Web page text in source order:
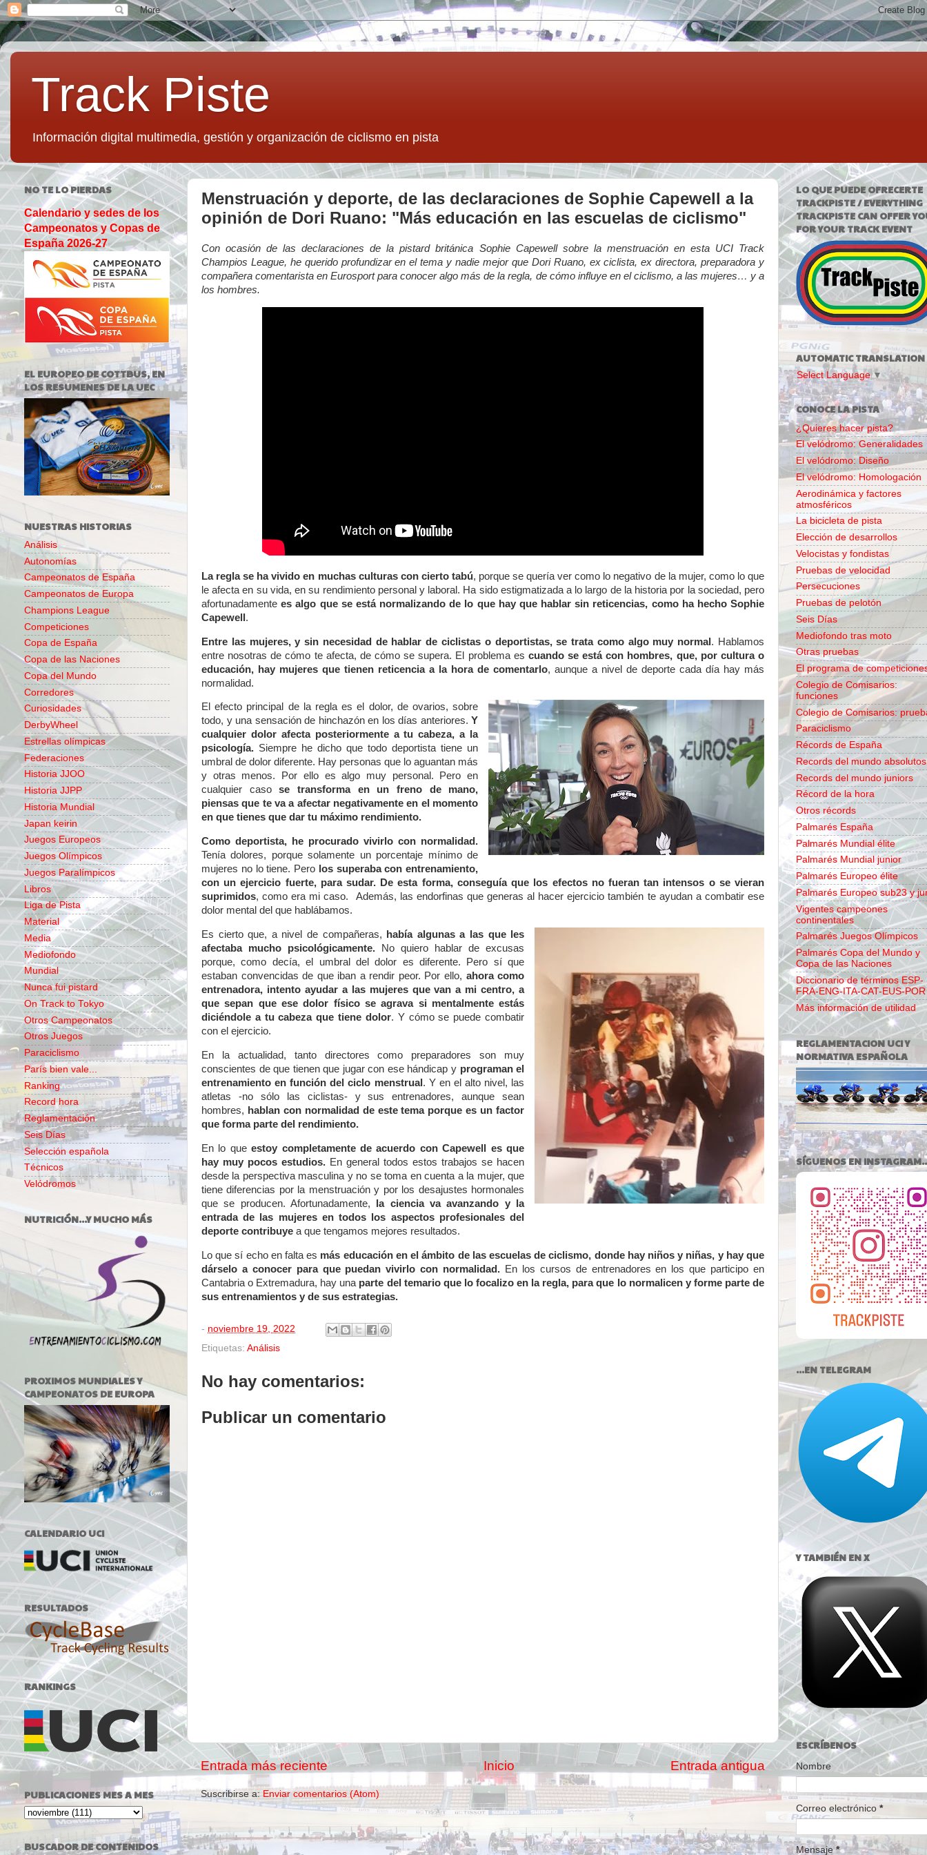
Track Piste
Información digital multimedia, gestión y organización de ciclismo en pista
Menstruación y deporte, de las declaraciones de Sophie Capewell a la
opinión de Dori Ruano: "Más educación en las escuelas de ciclismo"
Con ocasión de las declaraciones de la pistard británica Sophie Capewell sobre la menstruación en esta UCI Track
Champios League, he querido profundizar en el tema y nadie mejor que Dori Ruano, ex ciclista, ex directora, preparadora y
compañera comentarista en Eurosport para conocer algo más de la regla, de cómo influye en el ciclismo, a las mujeres… y a
los hombres.
La regla se ha vivido en muchas culturas con cierto tabú, porque se quería ver como lo negativo de la mujer, como lo que
le afecta en su vida, en su rendimiento personal y laboral. Ha sido estigmatizada a lo largo de la historia por la sociedad, pero
afortunadamentees algo que se está normalizando de lo que hay que hablar sin reticencias, como ha hecho Sophie
Capewell .
Entre las mujeres, y sin necesidad de hablar de ciclistas o deportistas, se trata como algo muy normal. Hablamos
entre nosotras de cómo te afecta, de cómo se supera. El problema es cuando se está con hombres, que, por cultura o
educación, hay mujeres que tienen reticencia a la hora de comentarlo, aunque a nivel de deporte cada día hay más
normalidad.
El efecto principal de la regla es el dolor, de ovarios, sobre
todo, y una sensación de hinchazón en los días anteriores.Y
cualquier dolor afecta posteriormente a tu cabeza, a la
psicología. Siempre he dicho que todo deportista tiene un
umbral de dolor diferente. Hay personas que lo aguantan más
y otras menos. Por ello es algo muy personal. Pero en
cualquier casose transforma en un freno de mano,
piensas que te va a afectar negativamente en el momento
en que tienes que dar tu máximo rendimiento.
Como deportista, he procurado vivirlo con normalidad.
Tenía dolores, porque solamente un porcentaje mínimo de
mujeres no lo tiene. Pero los superaba con entrenamiento,
con un ejercicio fuerte, para sudar. De esta forma, conseguía que los efectos no fueran tan intensos o se vieran
suprimidos, como era mi caso.
Además, las endorfinas que generas al hacer ejercicio también te ayudan a combatir ese
dolor mental del que hablábamos.
Es cierto que, a nivel de compañeras,
había algunas a las que les
afectaba mucho psicológicamente. No quiero hablar de excusas
porque, como decía, el umbral del dolor es diferente. Pero sí que
estaban convencidas de que iban a rendir peor. Por ello, ahora como
entrenadora, intento ayudar a las mujeres que van a mi centro, a
que sepan que ese dolor físico se agrava si mentalmente estás
diciéndole a tu cabeza que tiene dolor. Y cómo se puede combatir
con el ejercicio.
En la actualidad, tanto directores como preparadores son muy
conscientes de que tienen que jugar con ese hándicap y programan el
entrenamiento en función del ciclo menstrual . Y en el alto nivel, las
atletas -no sólo las ciclistas- y sus entrenadores, aunque sean
hombres, hablan con normalidad de este tema porque es un factor
que forma parte del rendimiento.
En lo queestoy completamente de acuerdo con Capewell es que
hay muy pocos estudios. En general todos estos trabajos se hacen
desde la perspectiva masculina y no se toma en cuenta a la mujer, que
tiene diferencias por la menstruación y por los desajustes hormonales
que se producen. Afortunadamente,
la ciencia va avanzando y la
entrada de las mujeres en todos los aspectos profesionales del
deporte contribuye a que tengamos mejores resultados.
Lo que sí echo en falta es más educación en el ámbito de las escuelas de ciclismo, donde hay niños y niñas, y hay que
dárselo a conocer para que puedan vivirlo con normalidad. En los cursos de entrenadores en los que participo en
Cantabria o Extremadura, hay una parte del temario que lo focalizo en la regla, para que lo normalicen y forme parte de
sus entrenamientos y de sus estrategias.
- noviembre 19, 2022
Etiquetas: Análisis
No hay comentarios:
Publicar un comentario
Entrada más reciente Entrada antigua
Inicio
Suscribirse a: Enviar comentarios (Atom)
NO TE LO PIERDAS
Calendario y sedes de los
Campeonatos y Copas de
España 2026-27
EL EUROPEO DE COTTBUS, EN
LOS RESUMENES DE LA UEC
NUESTRAS HISTORIAS
Análisis
Autonomías
Campeonatos de España
Campeonatos de Europa
Champions League
Competiciones
Copa de España
Copa de las Naciones
Copa del Mundo
Corredores
Curiosidades
DerbyWheel
Estrellas olímpicas
Federaciones
Historia JJOO
Historia JJPP
Historia Mundial
Japan keirin
Juegos Europeos
Juegos Olímpicos
Juegos Paralímpicos
Libros
Liga de Pista
Material
Media
Mediofondo
Mundial
Nunca fui pistard
On Track to Tokyo
Otros Campeonatos
Otros Juegos
Paraciclismo
París bien vale...
Ranking
Record hora
Reglamentación
Seis Días
Selección española
Técnicos
Velódromos
NUTRICIÓN...Y MUCHO MÁS
PROXIMOS MUNDIALES Y
CAMPEONATOS DE EUROPA
CALENDARIO UCI
RESULTADOS
RANKINGS
PUBLICACIONES MES A MES
BUSCADOR DE CONTENIDOS
LO QUE PUEDE OFRECERTE
TRACKPISTE / EVERYTHING
TRACKPISTE CAN OFFER
FOR YOUR TRACK EVENT
AUTOMATIC TRANSLATION
Select Language ▼
CONOCE LA PISTA
¿Quieres hacer pista?
El velódromo: Generalidades
El velódromo: Diseño
El velódromo: Homologación
Aerodinámica y factores
atmosféricos
La bicicleta de pista
Elección de desarrollos
Velocistas y fondistas
Pruebas de velocidad
Persecuciones
Pruebas de pelotón
Seis Días
Mediofondo tras moto
Otras pruebas
El programa de
Colegio de Comisarios:
funciones
Colegio de Comisarios:
Paraciclismo
Récords de España
Records del mundo absolutos
Records del mundo juniors
Récord de la hora
Otros récords
Palmarés España
Palmarés Mundial élite
Palmarés Mundial junior
Palmarés Europeo élite
Palmarés Europeo sub23 y
Vigentes campeones
continentales
Palmarés Juegos Olímpicos
Palmarés Copa del Mundo y
Copa de las Naciones
Diccionario de términos ESP-
FRA-ENG-ITA-CAT-EUS-POR
Más información de utilidad
REGLAMENTACION UCI Y
NORMATIVA ESPAÑOLA
SÍGUENOS EN
...EN TELEGRAM
Y TAMBIÉN EN X
ESCRÍBENOS
Nombre
Correo electrónico *
Mensaje*